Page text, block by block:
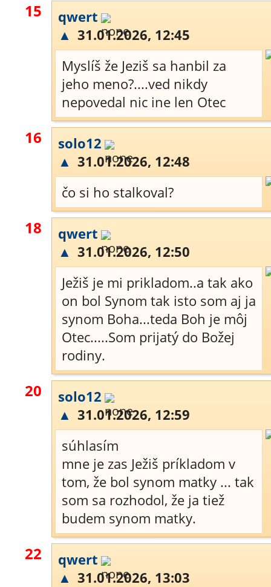
15
qwert
▲ 31.01.2026, 12:45
Myslíš že Jeziš sa hanbil za
jeho meno?....ved nikdy
nepovedal nic ine len Otec
16
solo12
▲ 31.01.2026, 12:48
čo si ho stalkoval?
18
qwert
▲ 31.01.2026, 12:50
Ježiš je mi prikladom..a tak ako
on bol Synom tak isto som aj ja
synom Boha...teda Boh je môj
Otec.....Som prijatý do Božej
rodiny.
20
solo12
▲ 31.01.2026, 12:59
súhlasím
mne je zas Ježiš príkladom v
tom, že bol synom matky ... tak
som sa rozhodol, že ja tiež
budem synom matky.
22
qwert
▲ 31.01.2026, 13:03